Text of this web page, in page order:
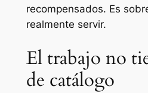
recompensados. Es
realmente servir.
El trabajo no
de catálogo